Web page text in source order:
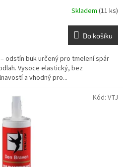
Skladem (11 ks)
Do košíku
odstín buk určený pro tmelení spár
Vysoce elastický, bez
a vhodný pro...
Kód: VTJ